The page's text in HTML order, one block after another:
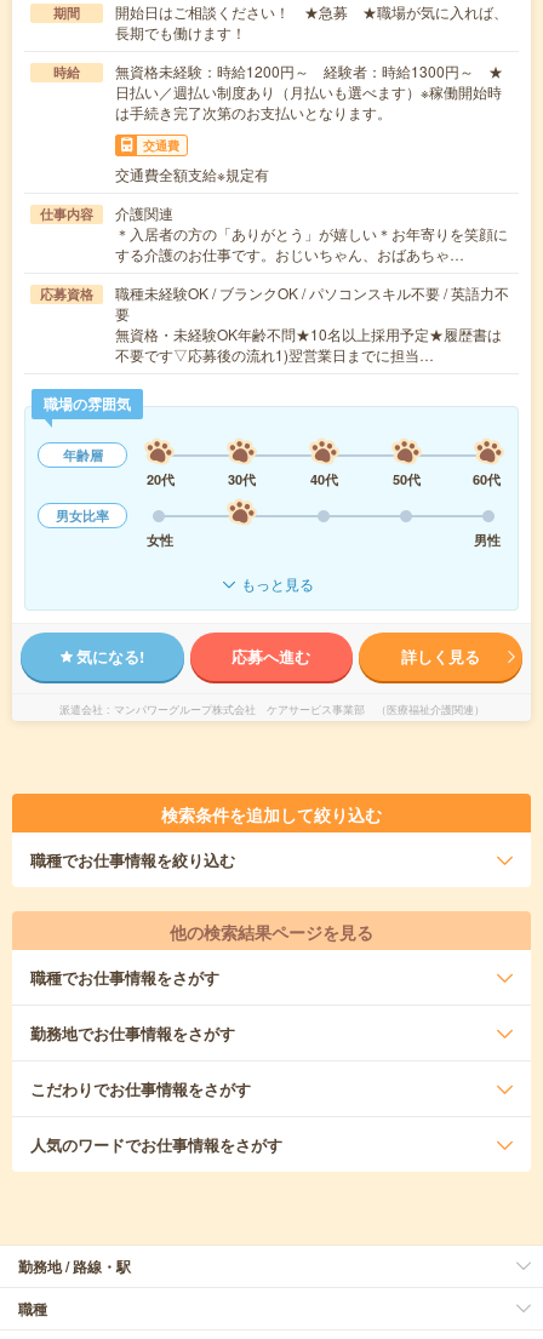
期間
開始日はご相談ください！ ★急募 ★職場が気に入れば、
長期でも働けます！
時給
無資格未経験：時給1200円～ 経験者：時給1300円～ ★
日払い／週払い制度あり（月払いも選べます）※稼働開始時
は手続き完了次第のお支払いとなります。
交通費
交通費全額支給※規定有
仕事内容
介護関連
＊入居者の方の「ありがとう」が嬉しい＊お年寄りを笑顔に
する介護のお仕事です。おじいちゃん、おばあちゃ…
応募資格
職種未経験OK / ブランクOK / パソコンスキル不要 / 英語力不
要
無資格・未経験OK年齢不問★10名以上採用予定★履歴書は
不要です▽応募後の流れ1)翌営業日までに担当…
職場の雰囲気
年齢層
20代
30代 40代 50代
60代
男女比率
女性
男性
もっと見る
気になる! 応募へ進む 詳しく見る
派遣会社 マンパワーグループ株式会社 ケアサービス事業部 （医療福祉介護関連）
検索条件を追加して絞り込む
職種でお仕事情報を絞り込む
他の検索結果ページを見る
職種でお仕事情報をさがす
勤務地でお仕事情報をさがす
こだわりでお仕事情報をさがす
人気のワードでお仕事情報をさがす
勤務地 / 路線・駅
職種